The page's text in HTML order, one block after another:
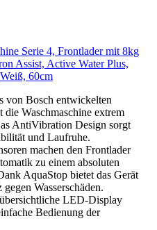
Serie 4, Frontlader mit 8kg
Assist, Active Water Plus,
60cm
von Bosch entwickelten
Waschmaschine extrem
AntiVibration Design sorgt
und Laufruhe.
machen den Frontlader
zu einem absoluten
AquaStop bietet das Gerät
Wasserschäden.
LED-Display
Bedienung der